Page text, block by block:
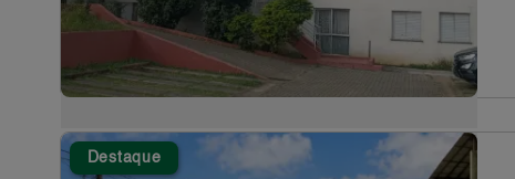
Destaque